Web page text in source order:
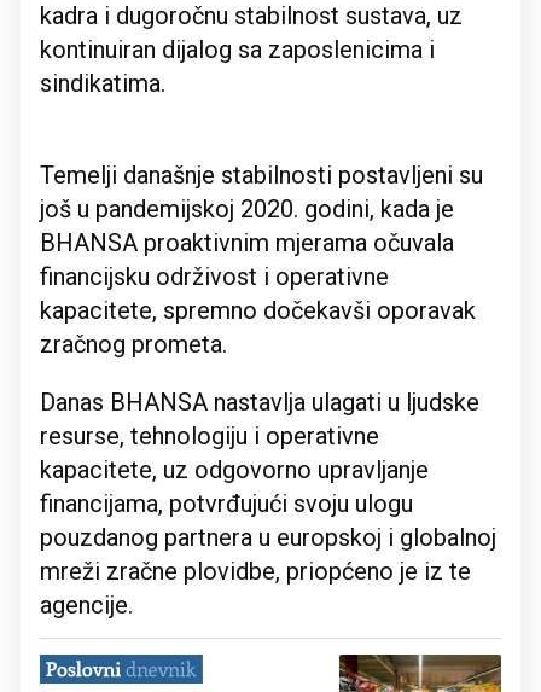
kadra i dugoročnu stabilnost sustava, uz
kontinuiran dijalog sa zaposlenicima i
sindikatima.
Temelji današnje stabilnosti postavljeni su
još u pandemijskoj 2020. godini, kada je
BHANSA proaktivnim mjerama očuvala
financijsku održivost i operativne
kapacitete, spremno dočekavši oporavak
zračnog prometa.
Danas BHANSA nastavlja ulagati u ljudske
resurse, tehnologiju i operativne
kapacitete, uz odgovorno upravljanje
financijama, potvrđujući svoju ulogu
pouzdanog partnera u europskoj i globalnoj
mreži zračne plovidbe, priopćeno je iz te
agencije.